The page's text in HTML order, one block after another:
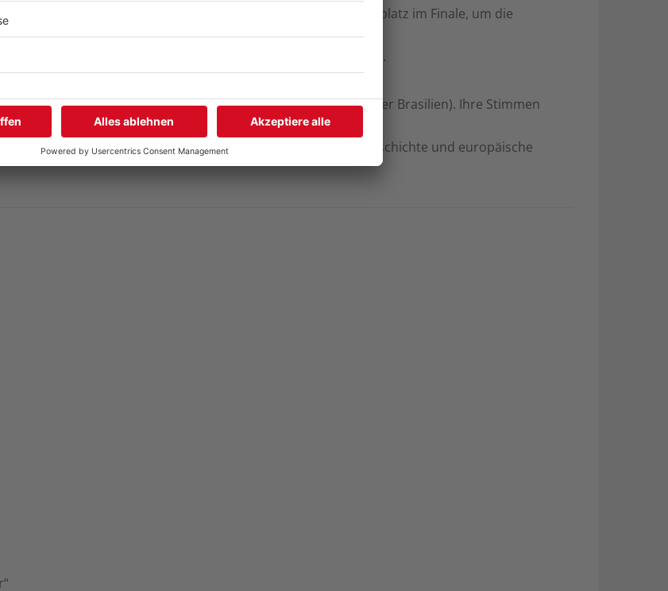
Frankreich, UK, Spanien und Italien) einen garantierten Startplatz im Finale, um die
ein Halbfinale (ab 2008 sogar zwei), um sich zu qualifizieren.
getrennt verkündet.
die gar nicht am ESC teilnehmen (z. B. aus den USA oder Brasilien). Ihre Stimmen
Jubiläum in Wien und blickt auf sieben Jahrzehnte Musikgeschichte und europäische